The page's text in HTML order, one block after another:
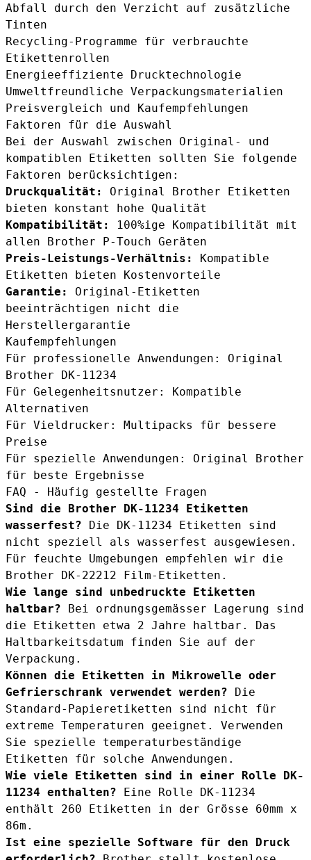
Abfall durch den Verzicht auf zusätzliche
Tinten
Recycling-Programme für verbrauchte
Etikettenrollen
Energieeffiziente Drucktechnologie
Umweltfreundliche Verpackungsmaterialien
Preisvergleich und Kaufempfehlungen
Faktoren für die Auswahl
Bei der Auswahl zwischen Original- und
kompatiblen Etiketten sollten Sie folgende
Faktoren berücksichtigen:
Druckqualität:
Original Brother Etiketten
bieten konstant hohe Qualität
Kompatibilität:
100%ige Kompatibilität mit
allen Brother P-Touch Geräten
Preis-Leistungs-Verhältnis:
Kompatible
Etiketten bieten Kostenvorteile
Garantie:
Original-Etiketten
beeinträchtigen nicht die
Herstellergarantie
Kaufempfehlungen
Für professionelle Anwendungen: Original
Brother DK-11234
Für Gelegenheitsnutzer: Kompatible
Alternativen
Für Vieldrucker: Multipacks für bessere
Preise
Für spezielle Anwendungen: Original Brother
für beste Ergebnisse
FAQ - Häufig gestellte Fragen
Sind die Brother DK-11234 Etiketten
wasserfest? Die DK-11234 Etiketten sind
nicht speziell als wasserfest ausgewiesen.
Für feuchte Umgebungen empfehlen wir die
Brother DK-22212 Film-Etiketten.
Wie lange sind unbedruckte Etiketten
haltbar? Bei ordnungsgemässer Lagerung sind
die Etiketten etwa 2 Jahre haltbar. Das
Haltbarkeitsdatum finden Sie auf der
Verpackung.
Können die Etiketten in Mikrowelle oder
Gefrierschrank verwendet werden? Die
Standard-Papieretiketten sind nicht für
extreme Temperaturen geeignet. Verwenden
Sie spezielle temperaturbeständige
Etiketten für solche Anwendungen.
Wie viele Etiketten sind in einer Rolle DK-
11234 enthalten? Eine Rolle DK-11234
enthält 260 Etiketten in der Grösse 60mm x
86m.
Ist eine spezielle Software für den Druck